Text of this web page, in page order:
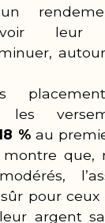
leur
les
%au
montre que,
pour
argent